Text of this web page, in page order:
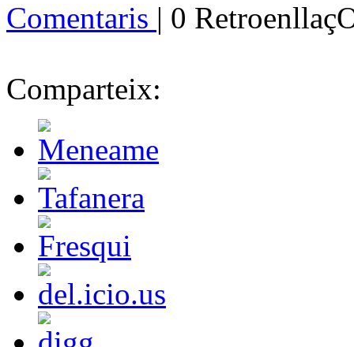
Comentaris | 0
Comparteix: